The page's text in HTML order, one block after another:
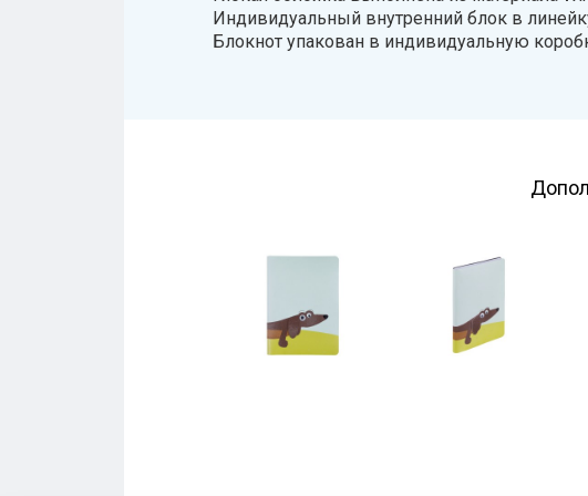
Индивидуальный внутренний блок в
Блокнот упакован в индивидуальную